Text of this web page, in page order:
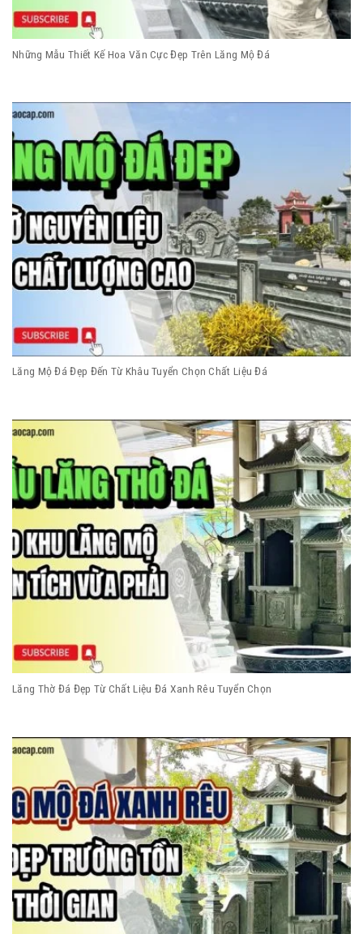
Những Mẫu Thiết Kế Hoa Văn Cực Đẹp Trên Lăng Mộ Đá
Lăng Mộ Đá Đẹp Đến Từ Khâu Tuyển Chọn Chất Liệu Đá
Lăng Thờ Đá Đẹp Từ Chất Liệu Đá Xanh Rêu Tuyển Chọn